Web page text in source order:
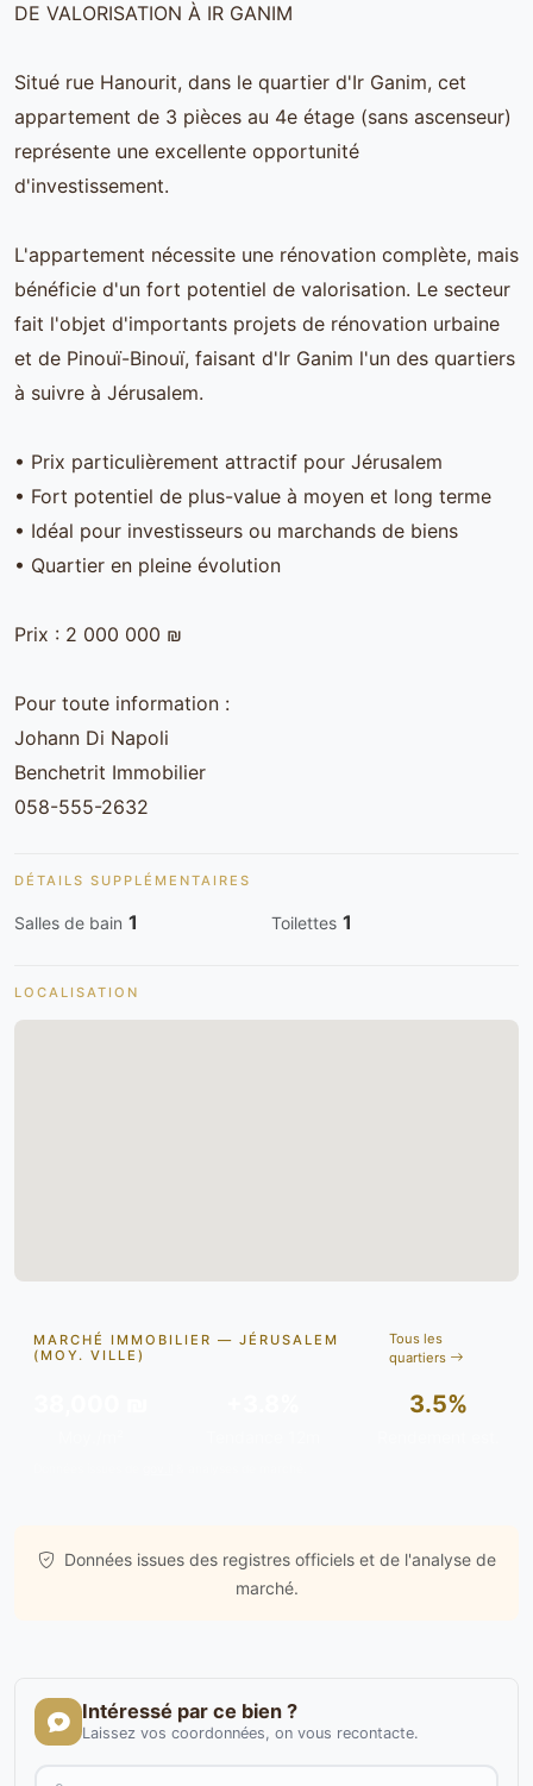
DE VALORISATION À IR GANIM
Situé rue Hanourit, dans le quartier d'Ir Ganim, cet
appartement de 3 pièces au 4e étage (sans ascenseur)
représente une excellente opportunité
d'investissement.
L'appartement nécessite une rénovation complète, mais
bénéficie d'un fort potentiel de valorisation. Le secteur
fait l'objet d'importants projets de rénovation urbaine
et de Pinouï-Binouï, faisant d'Ir Ganim l'un des quartiers
à suivre à Jérusalem.
• Prix particulièrement attractif pour Jérusalem
• Fort potentiel de plus-value à moyen et long terme
• Idéal pour investisseurs ou marchands de biens
• Quartier en pleine évolution
Prix : 2 000 000 ₪
Pour toute information :
Johann Di Napoli
Benchetrit Immobilier
058-555-2632
DÉTAILS SUPPLÉMENTAIRES
Salles de bain 1 Toilettes 1
LOCALISATION
MARCHÉ IMMOBILIER — JÉRUSALEM
(MOY. VILLE)
Tous les
quartiers
3.5%
Données issues des registres officiels et de l'analyse de
marché.
Intéressé par ce bien ?
Laissez vos coordonnées, on vous recontacte.